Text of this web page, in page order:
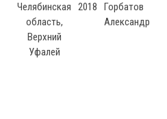
Челябинская
область,
Верхний
Уфалей
2018
Горбатов
Александр